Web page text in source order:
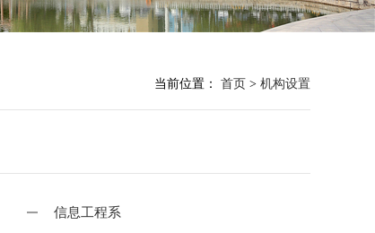
当前位置： 首页 > 机构设置
信息工程系